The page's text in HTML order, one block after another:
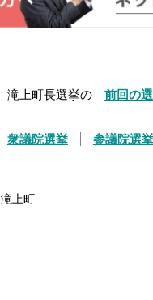
滝上町長選挙の 前回の
衆議院選挙 参議院選挙
滝上町